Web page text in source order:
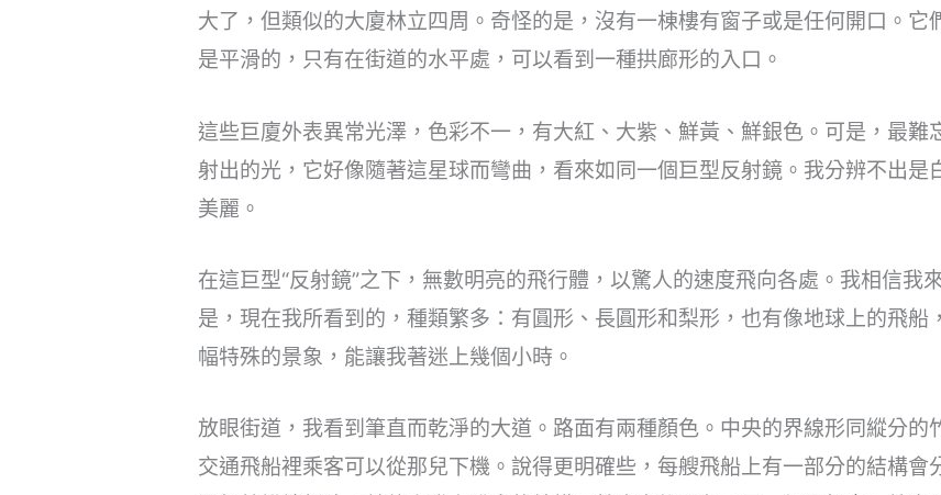
大了，但類似的大廈林立四周。奇怪的是，沒有一棟樓有窗子或是任何開口。它
是平滑的，只有在街道的水平處，可以看到一種拱廊形的入口。
這些巨廈外表異常光澤，色彩不一，有大紅、大紫、鮮黃、鮮銀色。可是，最難
射出的光，它好像隨著這星球而彎曲，看來如同一個巨型反射鏡。我分辨不出是
美麗。
在這巨型“反射鏡”之下，無數明亮的飛行體，以驚人的速度飛向各處。我相信我
是，現在我所看到的，種類繁多：有圓形、長圓形和梨形，也有像地球上的飛船
幅特殊的景象，能讓我著迷上幾個小時。
放眼街道，我看到筆直而乾淨的大道。路面有兩種顏色。中央的界線形同縱分的
交通飛船裡乘客可以從那兒下機。說得更明確些，每艘飛船上有一部分的結構會